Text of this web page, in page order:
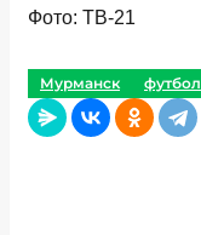
Фото: ТВ-21
Мурманск футбол